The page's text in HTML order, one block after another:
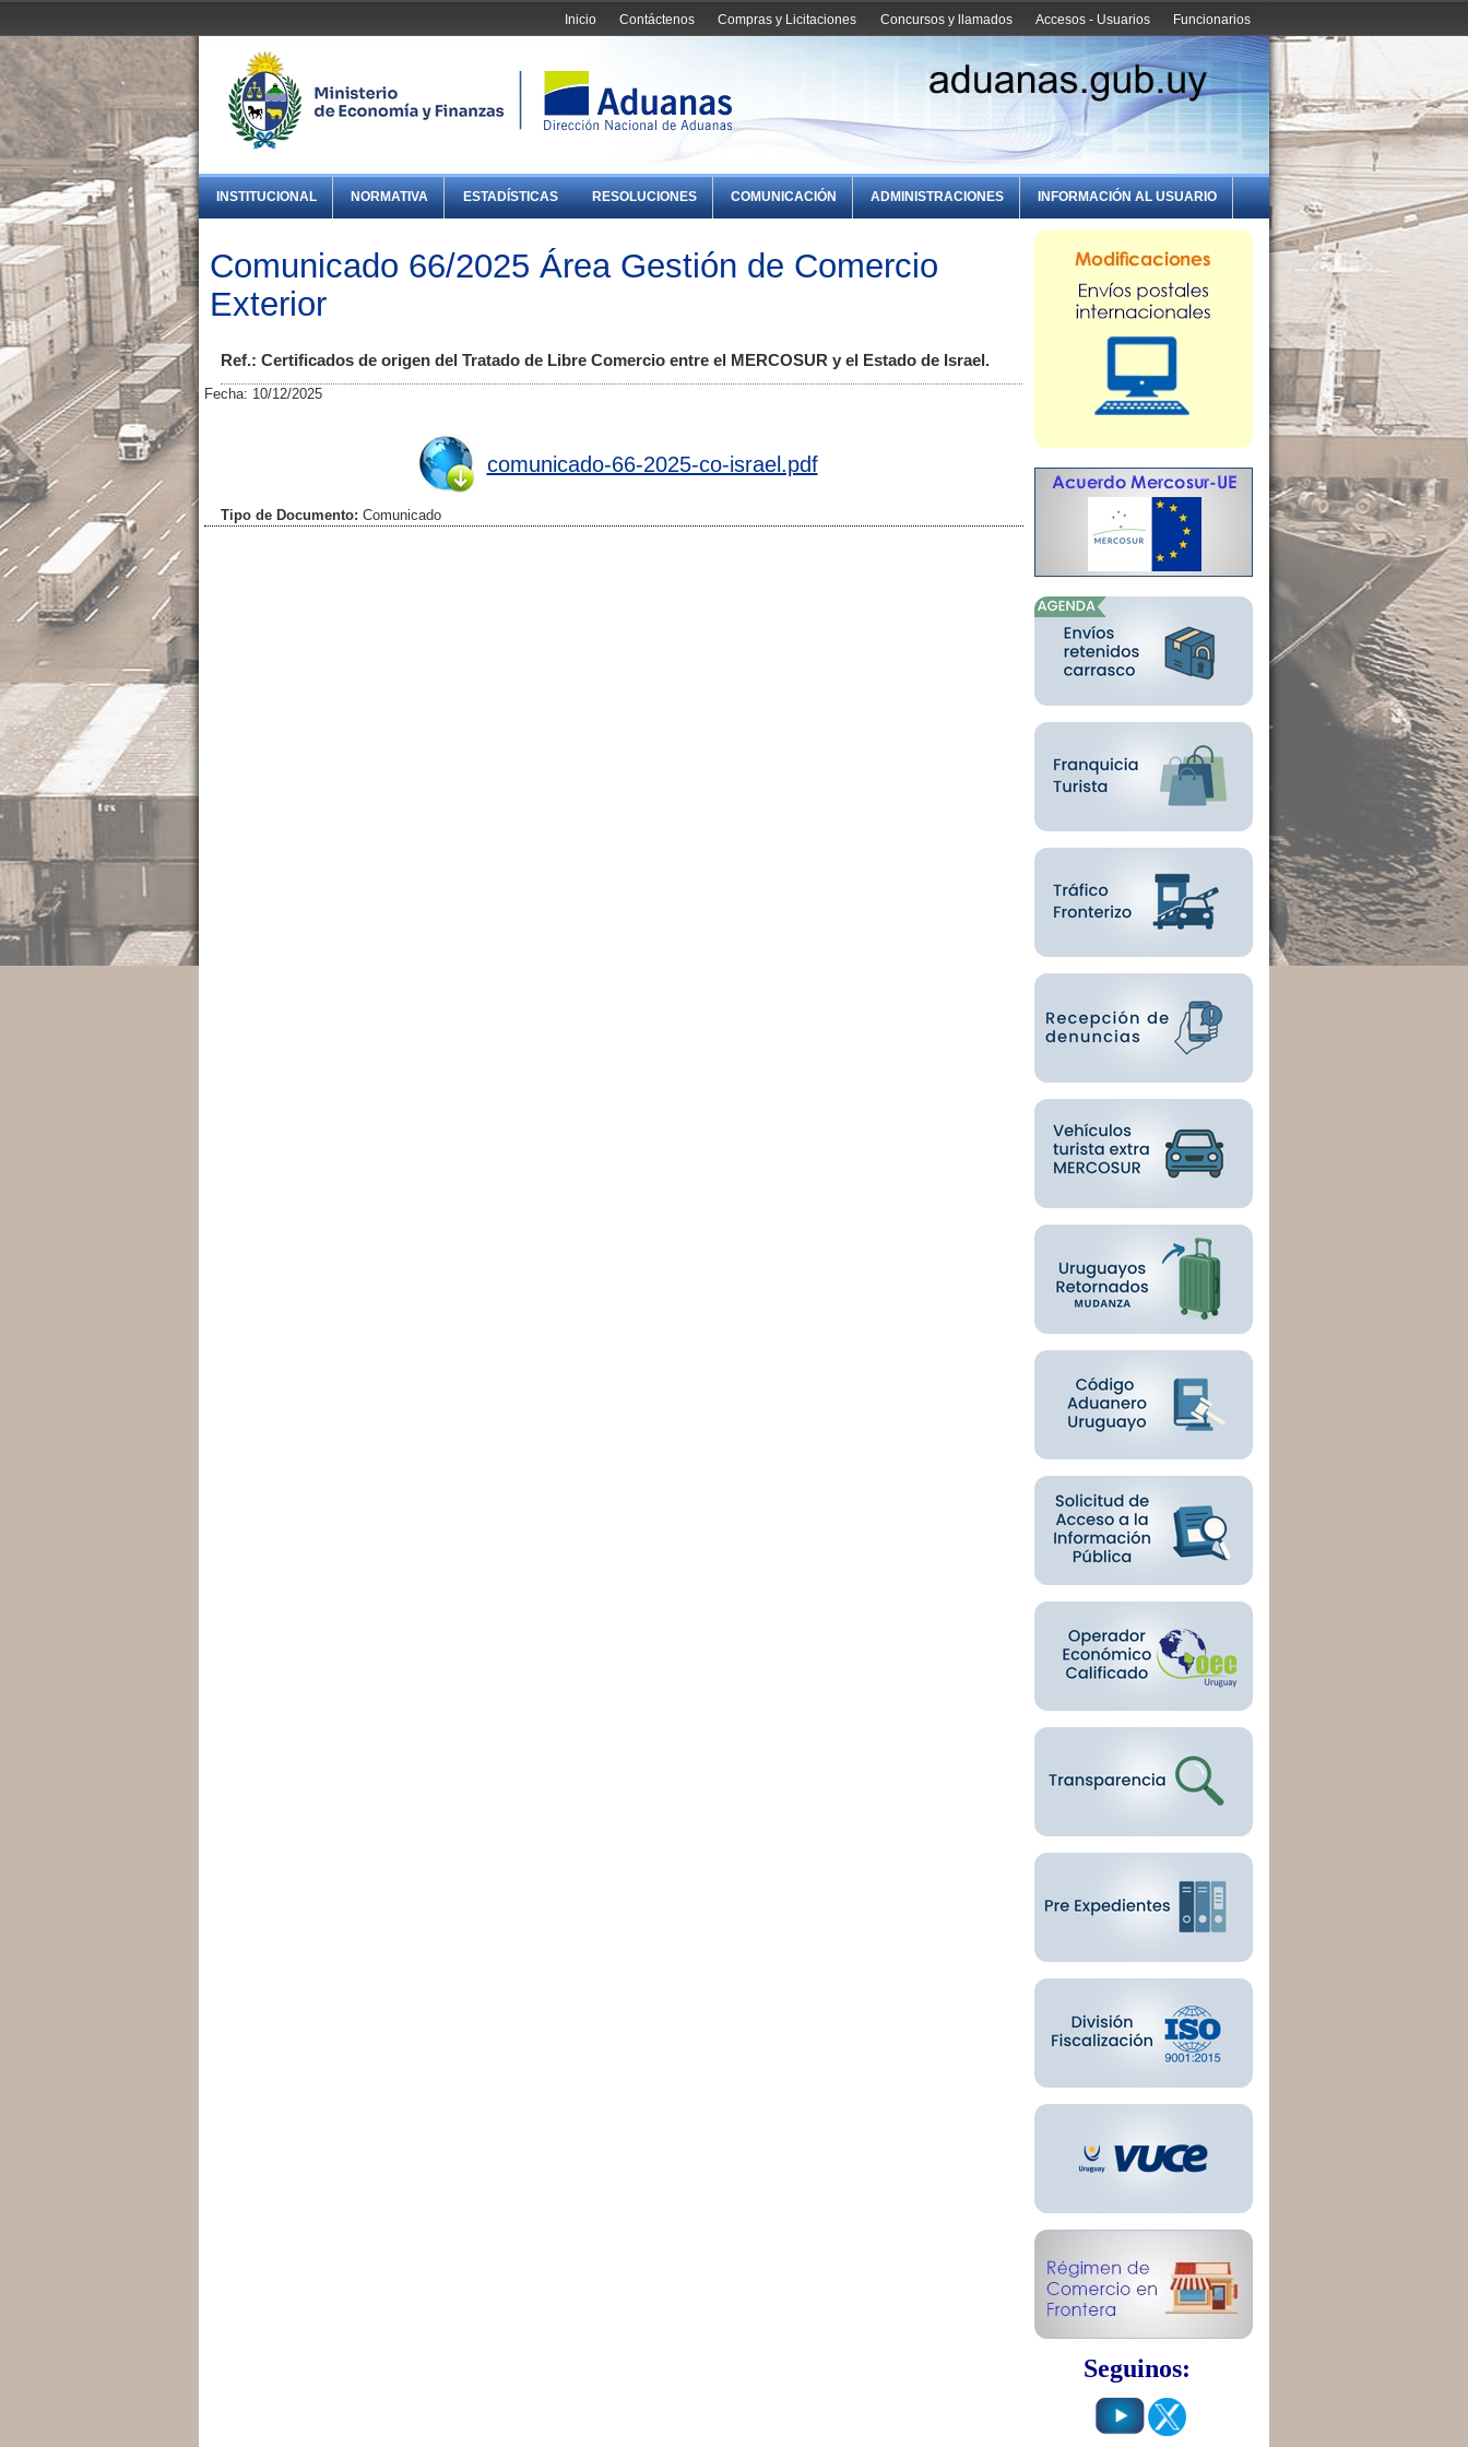
Funcionarios
Accesos - Usuarios
Concursos y llamados
Compras y Licitaciones
Contáctenos
Inicio
INSTITUCIONAL NORMATIVA ESTADÍSTICAS RESOLUCIONES COMUNICACIÓN ADMINISTRACIONES INFORMACIÓN AL USUARIO
Comunicado 66/2025 Área Gestión de Comercio
Exterior
Ref.: Certificados de origen del Tratado de Libre Comercio entre el MERCOSUR y el Estado de Israel.
Fecha: 10/12/2025
comunicado-66-2025-co-israel.pdf
Tipo de Documento: Comunicado
Seguinos: